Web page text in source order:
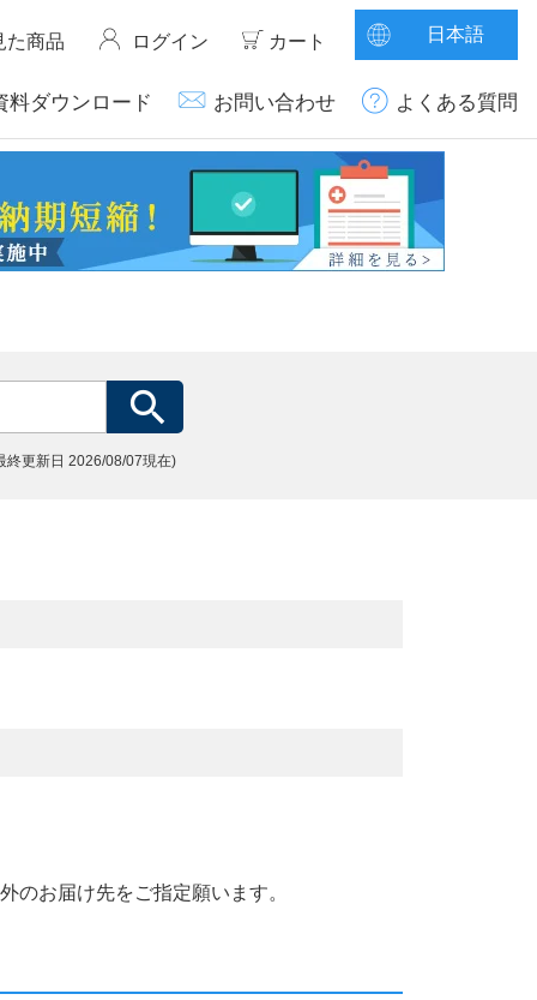
た商品 ログイン カート 日本語
料ダウンロード お問い合わせ よくある質問
終更新日 2026/08/07現在)
のお届け先をご指定願います。